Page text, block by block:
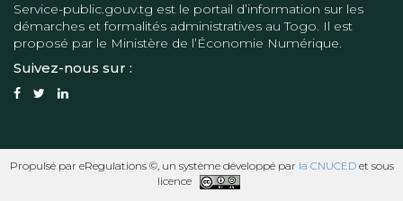
Service-public.gouv.tg est le portail d’information sur les
démarches et formalités administratives au Togo. Il est
proposé par le Ministère de l’Économie Numérique.
Suivez-nous sur :
Propulsé par eRegulations ©, un système développé par la CNUCEDet sous
licence